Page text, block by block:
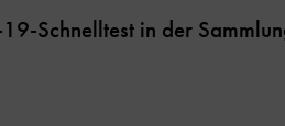
Schnelltest in der